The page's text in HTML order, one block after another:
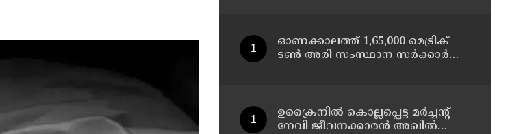
ഓണക്കാലത്ത് 1,65,000 മെട്രിക്
ടൺ അരി സംസ്ഥാന സർക്കാർ
ജേക്കബ്
ഉക്രൈനിൽ കൊല്ലപ്പെട്ട മർച്ചന്റ്
നേവി ജീവനക്കാരൻ അഖിൽ